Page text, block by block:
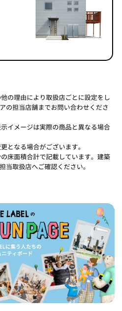
の理由により取扱店ごとに設定をし
の担当店舗までお問い合わせくださ
イメージは実際の商品と異なる場合
となる場合がございます。
床面積合計で記載しています。建築
当取扱店へご確認ください。